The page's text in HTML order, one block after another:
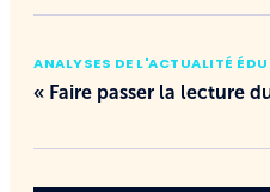
ANALYSES DE L'ACTUALITÉ
« Faire passer la lecture